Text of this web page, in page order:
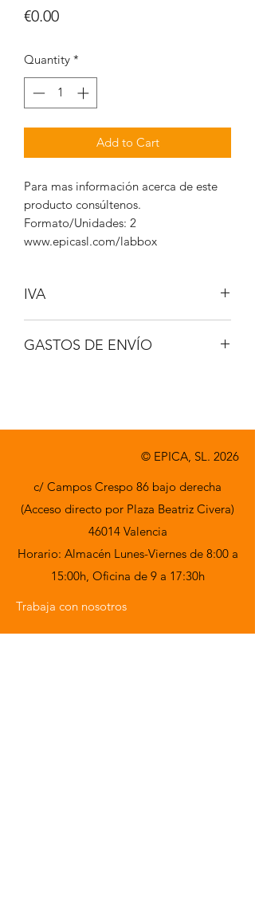
€0.00Price
Quantity *
Add to Cart
Para mas información acerca de este
producto consúltenos.
Formato/Unidades: 2
www.epicasl.com/labbox
IVA
GASTOS DE ENVÍO
© EPICA, SL. 2026
c/ Campos Crespo 86 bajo derecha
(Acceso directo por Plaza Beatriz Civera)
46014 Valencia
Horario: Almacén Lunes-Viernes de 8:00 a
15:00h, Oficina de 9 a 17:30h
Trabaja con nosotros